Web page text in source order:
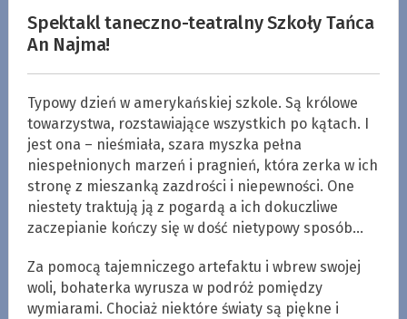
Spektakl taneczno-teatralny Szkoły Tańca
An Najma!
Typowy dzień w amerykańskiej szkole. Są królowe
towarzystwa, rozstawiające wszystkich po kątach. I
jest ona – nieśmiała, szara myszka pełna
niespełnionych marzeń i pragnień, która zerka w ich
stronę z mieszanką zazdrości i niepewności. One
niestety traktują ją z pogardą a ich dokuczliwe
zaczepianie kończy się w dość nietypowy sposób…
Za pomocą tajemniczego artefaktu i wbrew swojej
woli, bohaterka wyrusza w podróż pomiędzy
wymiarami. Chociaż niektóre światy są piękne i